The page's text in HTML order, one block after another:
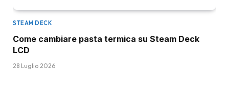
STEAM DECK
Come cambiare pasta termica su Steam Deck
LCD
28 Luglio 2026